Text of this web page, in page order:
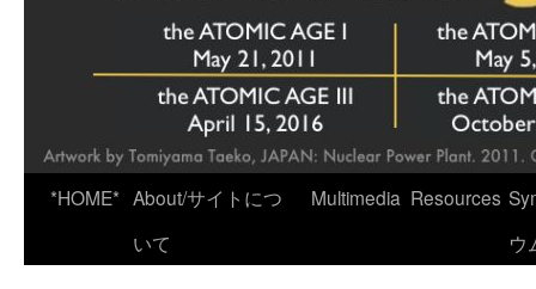
*HOME* About/サイトにつ
いて
Multimedia Resources
ウ